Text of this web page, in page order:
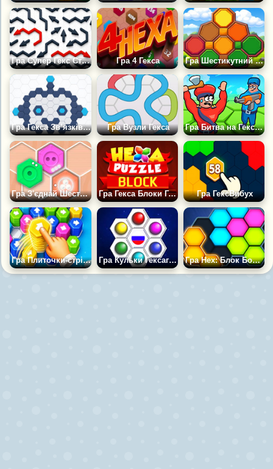
Гра Супер Гекс Стрілки Гра 4 Гекса Гра Шестикутний Батл
Гра Гекса Зв’язків: Кольорові Пари Гра Вузли Гекса Гра Битва на Гексах: Червоні Проти Синіх
Гра З'єднай Шестигранники Гра Гекса Блоки Головоломка Гра ГексВибух
Гра Плиточки-стрілочки Гра Кульки Гексагони Гра Hex: Блок Боловоломка